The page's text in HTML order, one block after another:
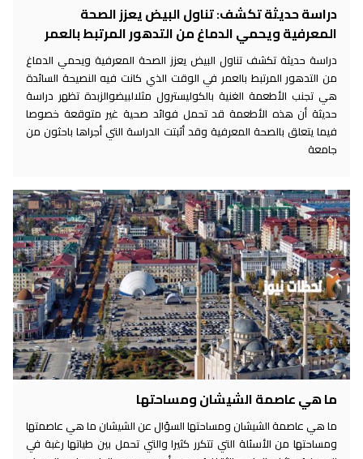
دراسة حديثة تكشف: تناول البيض يعزز الصحة
المعرفية ويحمي الدماغ من التدهور المرتبط بالعمر
دراسة حديثة تكشف تناول البيض يعزز الصحة المعرفية ويحمي الدماغ
من التدهور المرتبط بالعمر في الوقت الذي كانت فيه النصيحة السائدة
هي تجنب الأطعمة الغنية بالكوليسترول مثلالبيضوالزبدة تظهر دراسة
حديثة أن هذه الأطعمة قد تحمل فوائد صحية غير متوقعة خصوصا
فيما يتعلق بالصحة المعرفية وقد أثبتت الدراسة التي أجراها باحثون من
جامعة
ما هي عاصمة الشيشان ومساحتها
ما هي عاصمة الشيشان ومساحتها السؤال عن الشيشان ما هي عاصمتها
ومساحتها من الأسئلة التي تتكرر كثيرا والتي تحمل بين طياتها رغبة في